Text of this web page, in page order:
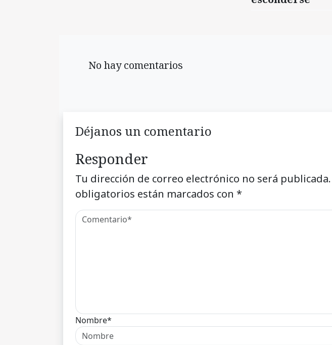
No hay comentarios
Déjanos un comentario
Responder
Tu dirección de correo electrónico no será publicada.
obligatorios están marcados con *
Nombre*